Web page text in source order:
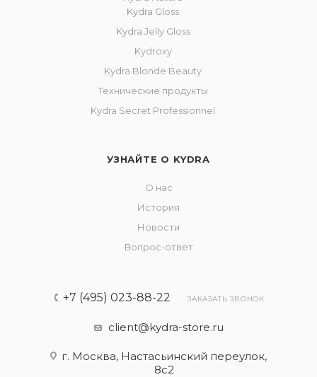
Kydra Gloss
Kydra Jelly Gloss
Kydroxy
Kydra Blonde Beauty
Технические продукты
Kydra Secret Professionnel
УЗНАЙТЕ О KYDRA
О нас
История
Новости
Вопрос-ответ
+7 (495) 023-88-22 ЗАКАЗАТЬ ЗВОНОК
client@kydra-store.ru
г. Москва, Настасьинский переулок,
8с2